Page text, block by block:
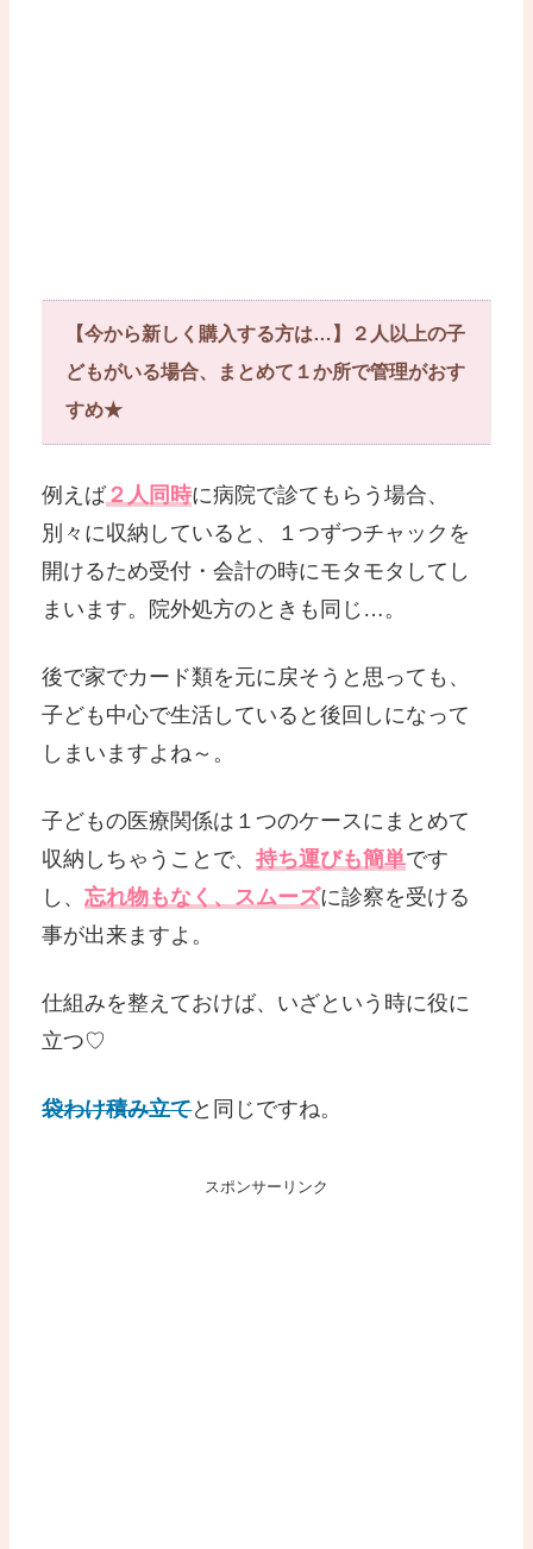
【今から新しく購入する方は…】２人以上の子
どもがいる場合、まとめて１か所で管理がおす
すめ★
例えば２人同時に病院で診てもらう場合、
別々に収納していると、１つずつチャックを
開けるため受付・会計の時にモタモタしてし
まいます。院外処方のときも同じ…。
後で家でカード類を元に戻そうと思っても、
子ども中心で生活していると後回しになって
しまいますよね～。
子どもの医療関係は１つのケースにまとめて
収納しちゃうことで、持ち運びも簡単です
し、忘れ物もなく、スムーズに診察を受ける
事が出来ますよ。
仕組みを整えておけば、いざという時に役に
立つ♡
袋わけ積み立てと同じですね。
スポンサーリンク